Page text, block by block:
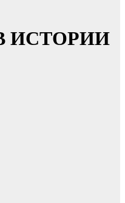
ИСТОРИИ